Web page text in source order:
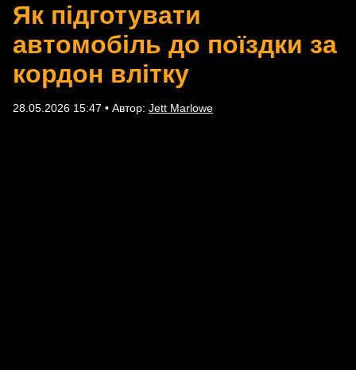
Як підготувати
автомобіль до поїздки за
кордон влітку
28.05.2026 15:47 • Автор: Jett Marlowe